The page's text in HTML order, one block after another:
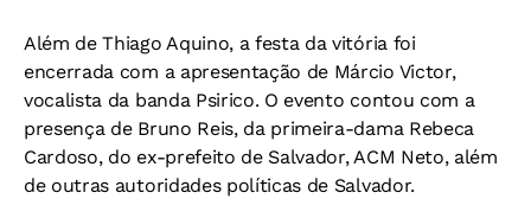
Além de Thiago Aquino, a festa da vitória foi
encerrada com a apresentação de Márcio Victor,
vocalista da banda Psirico. O evento contou com a
presença de Bruno Reis, da primeira-dama Rebeca
Cardoso, do ex-prefeito de Salvador, ACM Neto, além
de outras autoridades políticas de Salvador.